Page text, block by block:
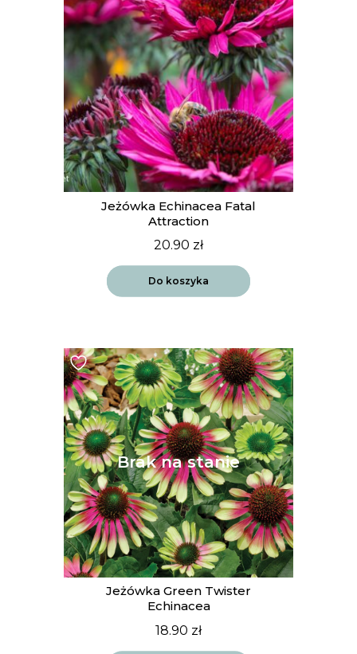
Jeżówka Echinacea Fatal
Attraction
20.90 zł
Do koszyka
Jeżówka Green Twister
Echinacea
18.90 zł